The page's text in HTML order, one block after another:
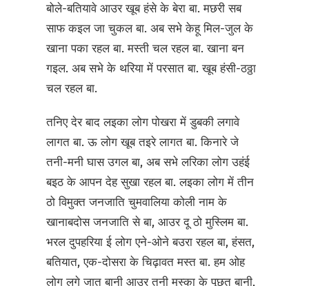
बोले-बतियावे आउर खूब हंसे के बेरा बा. मछरी सब
साफ कइल जा चुकल बा. अब सभे केहू मिल-जुल के
खाना पका रहल बा. मस्ती चल रहल बा. खाना बन
गइल. अब सभे के थरिया में परसात बा. खूब हंसी-ठठ्ठा
चल रहल बा.
तनिए देर बाद लइका लोग पोखरा में डुबकी लगावे
लागत बा. ऊ लोग खूब तइरे लागत बा. किनारे जे
तनी-मनी घास उगल बा, अब सभे लरिका लोग उहंई
बइठ के आपन देह सुखा रहल बा. लइका लोग में तीन
ठो विमुक्त जनजाति चुमवालिया कोली नाम के
खानाबदोस जनजाति से बा, आउर दू ठो मुस्लिम बा.
भरल दुपहरिया ई लोग एने-ओने बउरा रहल बा, हंसत,
बतियात, एक-दोसरा के चिढ़ावत मस्त बा. हम ओह
लोग लगे जात बानी आउर तनी मुस्का के पूछत बानी,